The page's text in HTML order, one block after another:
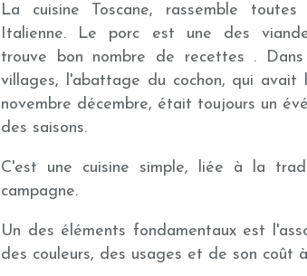
La cuisine Toscane, rassemble
Italienne. Le porc est une des
trouve bon
nombre de recettes .
villages, l'abattage du cochon, qui
novembre décembre, était toujours un
des saisons.
C'est une cuisine simple, liée à la
campagne.
Un des éléments fondamentaux est l
des couleurs, des usages et de son coût